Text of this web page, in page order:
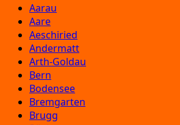
Aarau
Aare
Aeschiried
Andermatt
Arth-Goldau
Bern
Bodensee
Bremgarten
Brugg